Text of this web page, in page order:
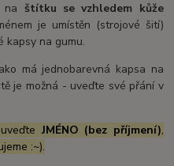
na štítku se vzhledem kůže
je umístěn (strojové šití)
kapsy na gumu.
má jednobarevná kapsa na
je možná - uveďte své přání v
JMÉNO (bez příjmení),
:~).